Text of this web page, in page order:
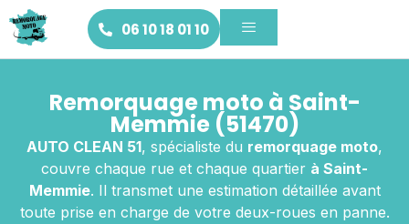
06 10 18 01 10
Remorquage moto à Saint-
Memmie (51470)
AUTO CLEAN 51, spécialiste du remorquage moto,
couvre chaque rue et chaque quartier à Saint-
Memmie. Il transmet une estimation détaillée avant
toute prise en charge de votre deux-roues en panne.